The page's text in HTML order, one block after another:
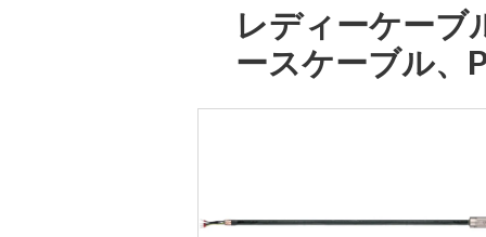
レディーケーブ
ースケーブル、